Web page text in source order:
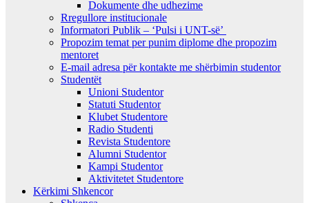
Dokumente dhe udhezime
Rregullore institucionale
Informatori Publik – ‘Pulsi i UNT-së’
Propozim temat per punim diplome dhe propozim
mentoret
E-mail adresa për kontakte me shërbimin studentor
Studentët
Unioni Studentor
Statuti Studentor
Klubet Studentore
Radio Studenti
Revista Studentore
Alumni Studentor
Kampi Studentor
Aktivitetet Studentore
Kërkimi Shkencor